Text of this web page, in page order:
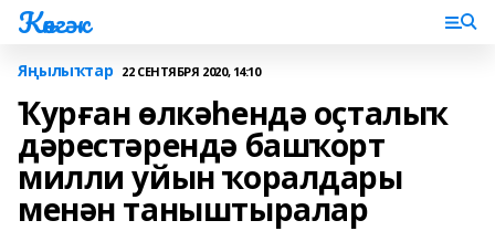
Көнгәк
Яңылыҡтар 22 СЕНТЯБРЯ 2020, 14:10
Ҡурған өлкәһендә оҫталыҡ
дәрестәрендә башҡорт
милли уйын ҡоралдары
менән таныштыралар